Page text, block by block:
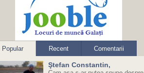
Popular Recent Comentarii
Ştefan Constantin,